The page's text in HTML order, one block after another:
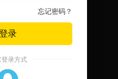
忘记密码？
录
登录方式